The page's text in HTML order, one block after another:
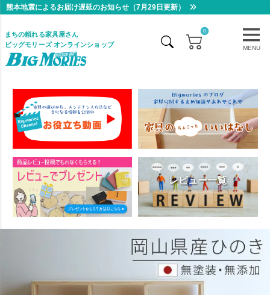
熊本地震によるお届け遅延のお知らせ（7月29日更新）
MENU
まちの頼れる家具屋さん
ビッグモリーズ オンラインショップ
0
レビュー一覧